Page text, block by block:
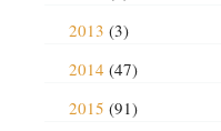
2013 (3)
2014 (47)
2015 (91)